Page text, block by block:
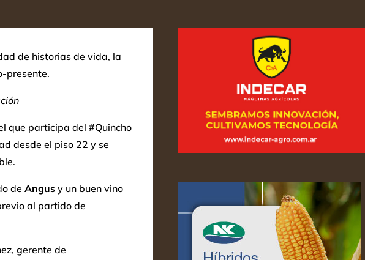
de historias de vida, la
presente.
que participa del #Quincho
desde el piso 22 y se
de Angusy un buen vino
al partido de
gerente de